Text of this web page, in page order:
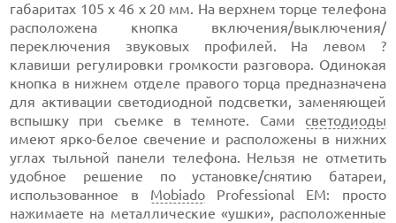
габаритах 105 x46 x 20 мм. На верхнем торце телефона
расположена кнопка включения/выключения/
переключения звуковых профилей. На левом ?
клавиши регулировки громкости разговора. Одинокая
кнопка в нижнем отделе правого торца предназначена
для активации светодиодной подсветки, заменяющей
вспышку при съемке в темноте. Сами светодиоды
имеют ярко-белое свечение и расположены в нижних
углах тыльной панели телефона. Нельзя не отметить
удобное решение по установке/снятию батареи,
использованное в MobiadoProfessional EM: просто
нажимаете на металлические «ушки», расположенные